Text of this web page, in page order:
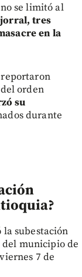
se limitó al
tres
en la
orden
su
durante
la subestación
municipio de
7 de